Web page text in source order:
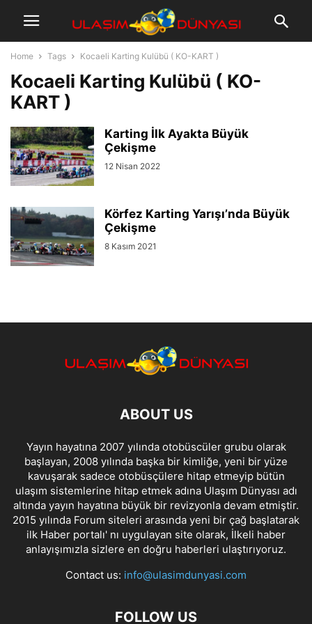
Home Tags Kocaeli Karting Kulübü ( KO-KART )
Kocaeli Karting Kulübü ( KO-
KART )
Karting İlk Ayakta Büyük
Çekişme
12 Nisan 2022
Körfez Karting Yarışı’nda Büyük
Çekişme
8 Kasım 2021
ABOUT US
Yayın hayatına 2007 yılında otobüscüler grubu olarak
başlayan, 2008 yılında başka bir kimliğe, yeni bir yüze
kavuşarak sadece otobüsçülere hitap etmeyip bütün
ulaşım sistemlerine hitap etmek adına Ulaşım Dünyası adı
altında yayın hayatına büyük bir revizyonla devam etmiştir.
2015 yılında Forum siteleri arasında yeni bir çağ başlatarak
ilk Haber portalı' nı uygulayan site olarak, İlkeli haber
anlayışımızla sizlere en doğru haberleri ulaştırıyoruz.
Contact us: info@ulasimdunyasi.com
FOLLOW US